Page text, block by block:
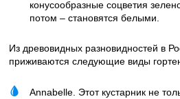
конусообразные соцветия
потом – становятся белыми.
Из древовидных разновидностей в
приживаются следующие виды
Annabelle. Этот кустарник не